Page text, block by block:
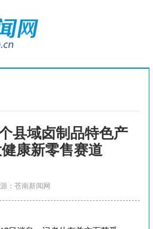
县域卤制品特色产
康新零售赛道
：苍南新闻网